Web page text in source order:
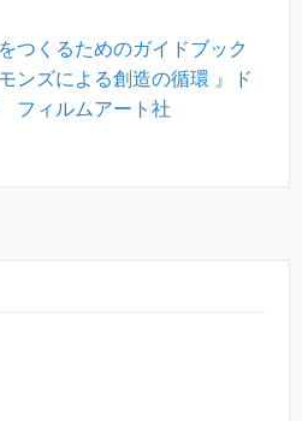
つくるためのガイドブック
ンズによる創造の循環 』ド
フィルムアート社